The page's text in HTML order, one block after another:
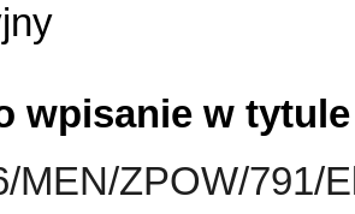
wpisanie w
MEN/ZPOW/791/